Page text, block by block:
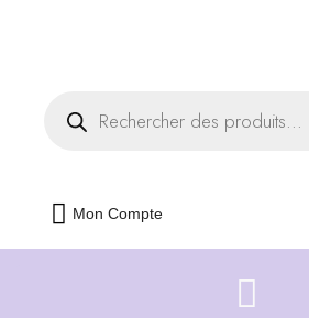
Mon Compte